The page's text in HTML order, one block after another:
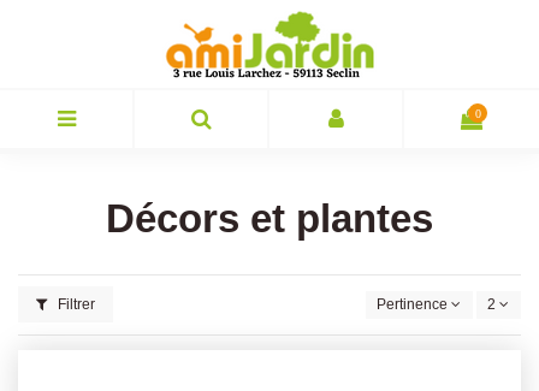
0
Décors et plantes
Filtrer Pertinence 2